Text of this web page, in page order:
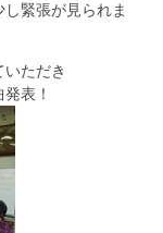
緊張が見られま
ただき
表！